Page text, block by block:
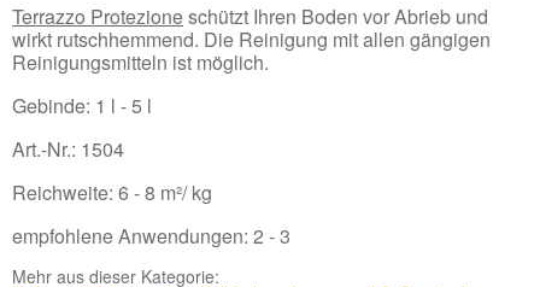
Terrazzo Protezioneschützt Ihren Boden vor Abrieb und
wirkt rutschhemmend. Die Reinigung mit allen gängigen
Reinigungsmitteln ist möglich.
Gebinde: 1 l - 5 l
Art.-Nr.: 1504
Reichweite: 6 - 8 m²/ kg
empfohlene Anwendungen: 2 - 3
Mehr aus dieser Kategorie: